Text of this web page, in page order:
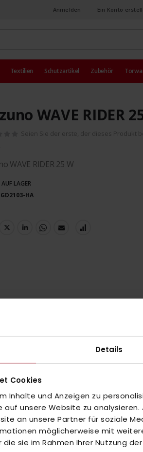
Details
Cookies
Inhalte und Anzeigen zu
auf unsere Website zu
an unsere Partner für soziale
möglicherweise mit
sie im Rahmen Ihrer Nutzung
Anmelden Ein Konto
Textilien Schutzartikel Zubehör
WAVE RIDER
Seien Sie der erste, der dieses Produkt
WAVE RIDER 25 W
LAGER
HA
oder Alle auswählen